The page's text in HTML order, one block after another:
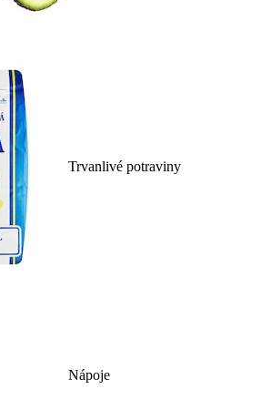
Trvanlivé potraviny
Nápoje